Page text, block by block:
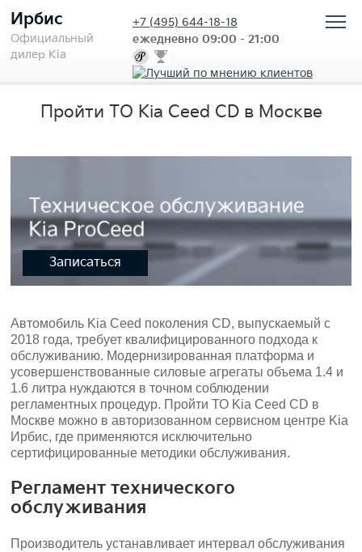
Ирбис
Официальный
дилер Kia
+7 (495) 644-18-18
ежедневно 09:00 - 21:00
Пройти ТО Kia Ceed CD в Москве
Записаться
Автомобиль Kia Ceed поколения CD, выпускаемый с
2018 года, требует квалифицированного подхода к
обслуживанию. Модернизированная платформа и
усовершенствованные силовые агрегаты объема 1.4 и
1.6 литра нуждаются в точном соблюдении
регламентных процедур. Пройти ТО Kia Сeed CD в
Москве можно в авторизованном сервисном центре Kia
Ирбис, где применяются исключительно
сертифицированные методики обслуживания.
Регламент технического
обслуживания
Производитель устанавливает интервал обслуживания